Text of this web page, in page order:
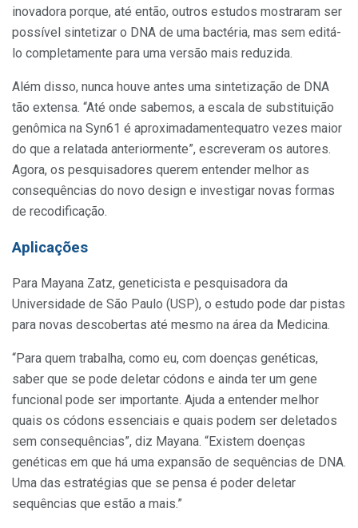
inovadora porque, até então, outros estudos mostraram ser
possível sintetizar o DNA de uma bactéria, mas sem editá-
lo completamente para uma versão mais reduzida.
Além disso, nunca houve antes uma sintetização de DNA
tão extensa. “Até onde sabemos, a escala de substituição
genômica na Syn61 é aproximadamentequatro vezes maior
do que a relatada anteriormente”, escreveram os autores.
Agora, os pesquisadores querem entender melhor as
consequências do novo design e investigar novas formas
de recodificação.
Aplicações
Para Mayana Zatz, geneticista e pesquisadora da
Universidade de São Paulo (USP), o estudo pode dar pistas
para novas descobertas até mesmo na área da Medicina.
“Para quem trabalha, como eu, com doenças genéticas,
saber que se pode deletar códons e ainda ter um gene
funcional pode ser importante. Ajuda a entender melhor
quais os códons essenciais e quais podem ser deletados
sem consequências”, diz Mayana. “Existem doenças
genéticas em que há uma expansão de sequências de DNA.
Uma das estratégias que se pensa é poder deletar
sequências que estão a mais.”